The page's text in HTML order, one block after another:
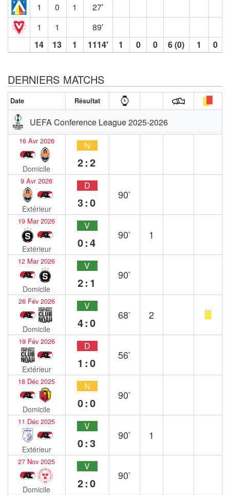
1
0 1
27′
1
1
89′
14
13 1 1114′ 1 0 0 6 (0) 1 0
DERNIERS MATCHS
Date Résultat
UEFA Conference League 2025-2026
16 Avr 2026
Domicile
N
2:2
9 Avr 2026
Extérieur
D
3:0
90`
19 Mar 2026
Extérieur
V
0:4
90` 1
12 Mar 2026
Domicile
V
2:1
90`
26 Fév 2026
Domicile
V
4:0
68` 2
19 Fév 2026
Extérieur
D
1:0
56`
18 Déc 2025
Domicile
N
0:0
90`
11 Déc 2025
Extérieur
V
0:3
90` 1
27 Nov 2025
Domicile
V
2:0
90`